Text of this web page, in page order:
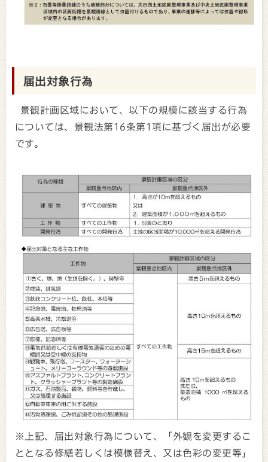
届出対象行為
景観計画区域において、以下の規模に該当する行為
については、景観法第16条第1項に基づく届出が必要
です。
※上記、届出対象行為について、「外観を変更するこ
ととなる修繕若しくは模様替え、又は色彩の変更等」